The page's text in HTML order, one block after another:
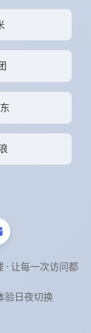
让每一次访问都
验日夜切换